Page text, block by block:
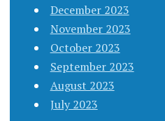
December 2023
November 2023
October 2023
September 2023
August 2023
July 2023